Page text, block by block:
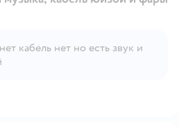
Открыть вопрос
кабель нет но есть звук и